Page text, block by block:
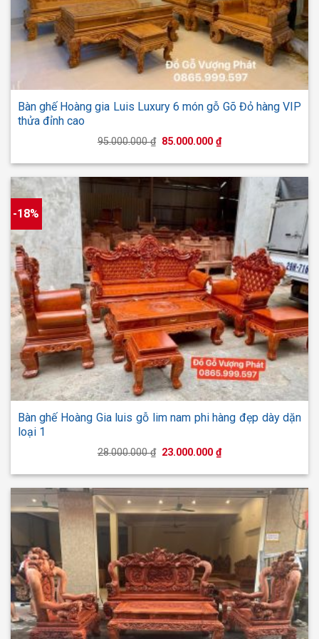
Bàn ghế Hoàng gia Luis Luxury 6 món gỗ Gõ Đỏ hàng VIP
thửa đỉnh cao
95.000.000₫ Giá
là:
85.000.000₫Giá
hiện
tại
85.000.000 ₫.
-18%
Bàn ghế Hoàng Gia luis gỗ lim nam phi hàng đẹp dày dặn
loại 1
28.000.000₫ Giá
là:
23.000.000₫Giá
hiện
tại
23.000.000 ₫.